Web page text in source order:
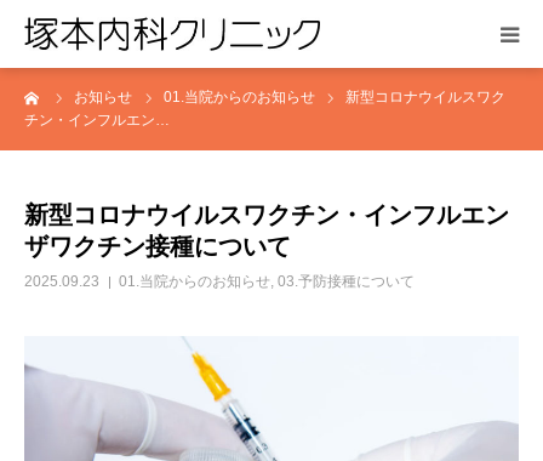
お知らせ 01.当院からのお知らせ
新型コロナウイルスワク
チン・インフルエン…
新型コロナウイルスワクチン・インフルエン
ザワクチン接種について
2025.09.23 01.当院からのお知らせ, 03.予防接種について
HOME
医院紹介
アクセス
よくある質問